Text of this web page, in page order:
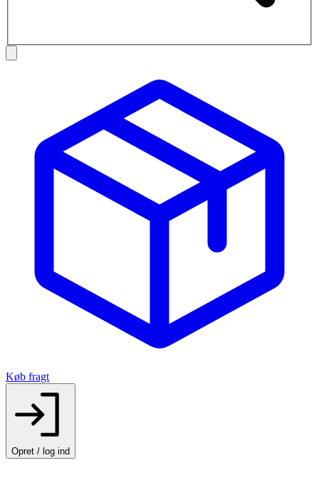
Køb fragt
Opret / log ind